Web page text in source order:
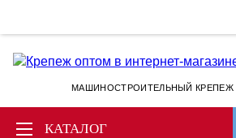
МАШИНОСТРОИТЕЛЬНЫЙ КРЕПЕЖ
КАТАЛОГ